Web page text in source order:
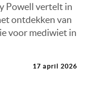
Powell vertelt in
ontdekken van
voor mediwiet in
17 april 2026